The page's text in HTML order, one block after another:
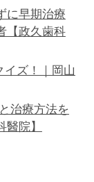
に早期治療
【政久歯科
イズ！｜岡山
治療方法を
院】